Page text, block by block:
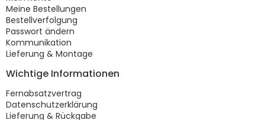
Meine Bestellungen
Bestellverfolgung
Passwort ändern
Kommunikation
Lieferung & Montage
Wichtige Informationen
Fernabsatzvertrag
Datenschutzerklärung
Lieferung & Rückgabe